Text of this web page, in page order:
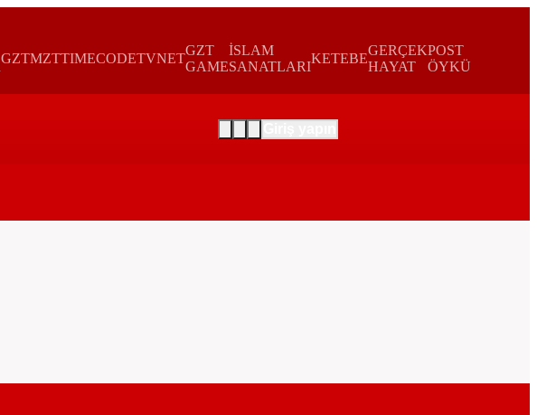
GZTMZTTIMECODETVNET
GZT
GAME
İSLAM
SANATLARI
KETEBE
GERÇEK
HAYAT
POST
ÖYKÜ